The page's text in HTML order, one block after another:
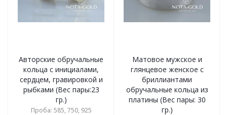
Авторские обручальные
кольца с инициалами,
сердцем, гравировкой и
рыбками (Вес пары:23
гр.)
Проба: 585, 750, 925
Матовое мужское и
глянцевое женское с
бриллиантами
обручальные кольца из
платины (Вес пары: 30
гр.)